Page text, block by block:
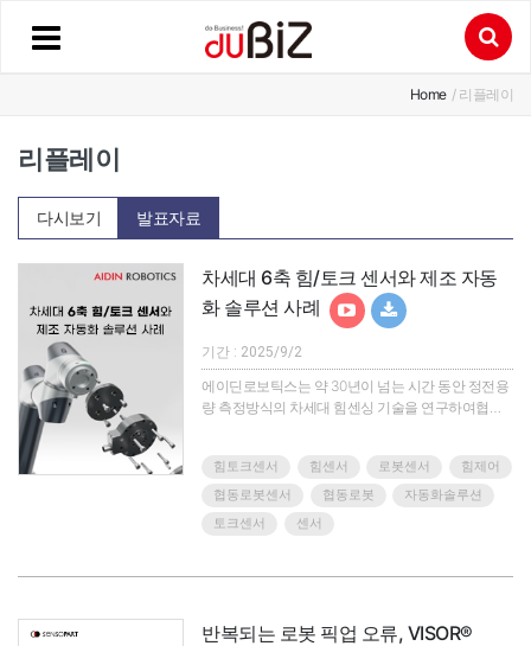
Home / 리플레이
리플레이
다시보기 발표자료
차세대 6축 힘/토크 센서와 제조 자동
화 솔루션 사례
기간 : 2025/9/2
에이딘로보틱스는 약 30년이 넘는 시간 동안 정전용
량 측정방식의 차세대 힘센싱 기술을 연구하여협동
다 정확한 힘제어를 구현하여제조, 반도체, 헬스케어
등 다양한 분야에서 더욱 정교하고 섬세한 작업을 자
동화 할 수 있습니다.기존 시장과는 차별화된 힘/토크
센서를 경험해보고 싶으신가요?작업의 정확도와 안
을 완벽하게 수행해야 하시나요?힘/토크 센서를 적용
힘토크센서 힘센서 로봇센서
힘제어
협동로봇센서
협동로봇
자동화솔루션
토크센서
센서
반복되는 로봇 픽업 오류, VISOR®